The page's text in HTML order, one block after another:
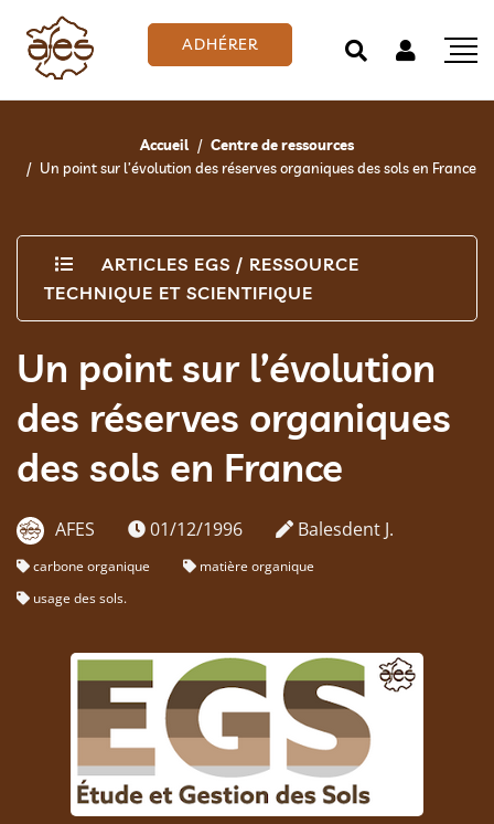
ADHÉRER
Accueil
Centre de ressources
Un point sur l’évolution des réserves organiques des sols en France
ARTICLES EGS / RESSOURCE
TECHNIQUE ET SCIENTIFIQUE
Un point sur l’évolution
des réserves organiques
des sols en France
AFES 01/12/1996 Balesdent J.
carbone organique
matière organique
usage des sols.